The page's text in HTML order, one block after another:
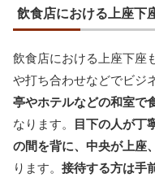
飲食店における上座下
飲食店における上座下座
や打ち合わせなどでビジ
亭やホテルなどの和室で
なります。
目下の人が丁
の間を背に、中央が上座
ります。 接待する方は手